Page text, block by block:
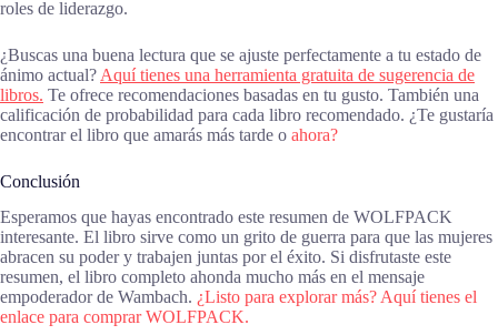
roles de liderazgo.
¿Buscas una buena lectura que se ajuste perfectamente a tu estado de
ánimo actual? Aquí tienes una herramienta gratuita de sugerencia de
libros. Te ofrece recomendaciones basadas en tu gusto. También una
calificación de probabilidad para cada libro recomendado. ¿Te gustaría
encontrar el libro que amarás más tarde o ahora?
Conclusión
Esperamos que hayas encontrado este resumen de WOLFPACK
interesante. El libro sirve como un grito de guerra para que las mujeres
abracen su poder y trabajen juntas por el éxito. Si disfrutaste este
resumen, el libro completo ahonda mucho más en el mensaje
empoderador de Wambach. ¿Listo para explorar más? Aquí tienes el
enlace para comprar WOLFPACK.